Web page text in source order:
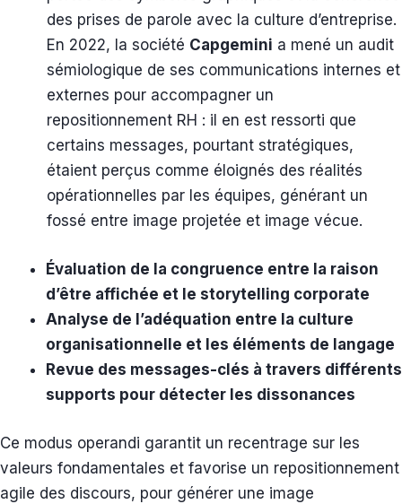
des prises de parole avec la culture d’entreprise.
En 2022, la société Capgemini a mené un audit
sémiologique de ses communications internes et
externes pour accompagner un
repositionnement RH : il en est ressorti que
certains messages, pourtant stratégiques,
étaient perçus comme éloignés des réalités
opérationnelles par les équipes, générant un
fossé entre image projetée et image vécue.
Évaluation de la congruence entre la raison
d’être affichée et le storytelling corporate
Analyse de l’adéquation entre la culture
organisationnelle et les éléments de langage
Revue des messages-clés à travers différents
supports pour détecter les dissonances
Ce modus operandi garantit un recentrage sur les
valeurs fondamentales et favorise un repositionnement
agile des discours, pour générer une image